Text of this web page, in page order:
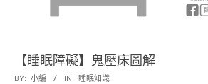
【睡眠障礙】鬼壓床圖解
2017-
BY: 小編 IN: 睡眠知識